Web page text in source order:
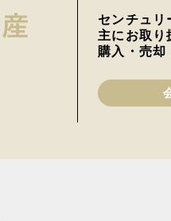
センチュリ
主にお取り
購入・売却